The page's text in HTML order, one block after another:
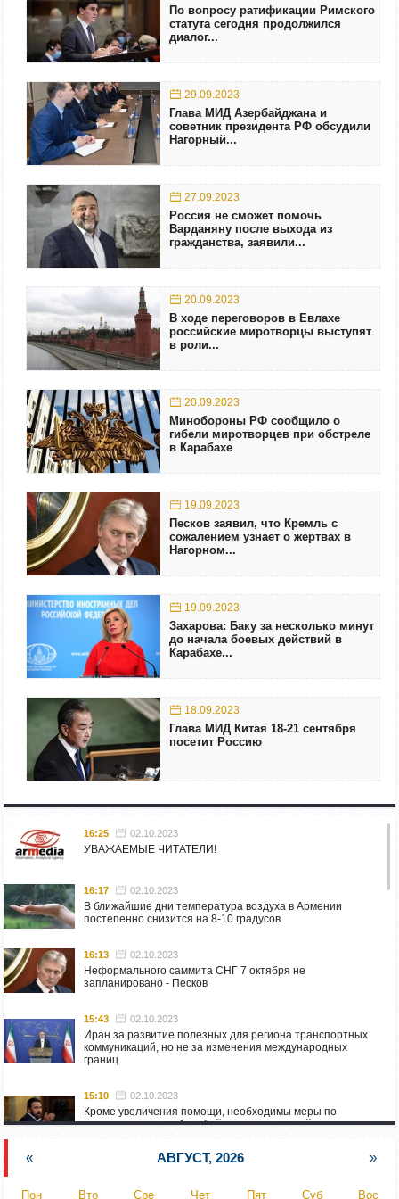
По вопросу ратификации Римского
статута сегодня продолжился
диалог...
29.09.2023
Глава МИД Азербайджана и
советник президента РФ обсудили
Нагорный...
27.09.2023
Россия не сможет помочь
Варданяну после выхода из
гражданства, заявили...
20.09.2023
В ходе переговоров в Евлахе
российские миротворцы выступят
в роли...
20.09.2023
Минобороны РФ сообщило о
гибели миротворцев при обстреле
в Карабахе
19.09.2023
Песков заявил, что Кремль с
сожалением узнает о жертвах в
Нагорном...
19.09.2023
Захарова: Баку за несколько минут
до начала боевых действий в
Карабахе...
18.09.2023
Глава МИД Китая 18-21 сентября
посетит Россию
16:25 02.10.2023
УВАЖАЕМЫЕ ЧИТАТЕЛИ!
16:17 02.10.2023
В ближайшие дни температура воздуха в Армении
постепенно снизится на 8-10 градусов
16:13 02.10.2023
Неформального саммита СНГ 7 октября не
запланировано - Песков
15:43 02.10.2023
Иран за развитие полезных для региона транспортных
коммуникаций, но не за изменения международных
границ
15:10 02.10.2023
Кроме увеличения помощи, необходимы меры по
пресечению угроз Азербайджана: испанский депутат
Азербайджан обстреляли автомобиль ВС Армении,
« АВГУСТ, 2026 »
Пон Вто Сре Чет Пят Суб Вос